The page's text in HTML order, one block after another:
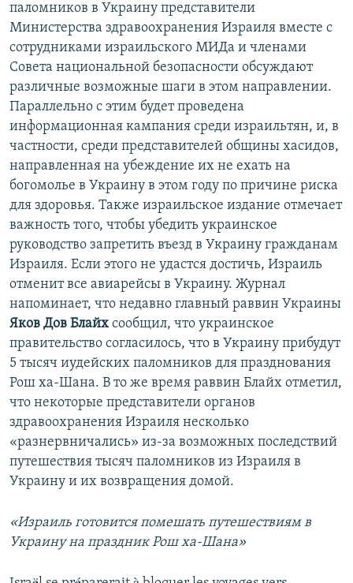
паломников в Украину представители
Министерства здравоохранения Израиля вместе с
сотрудниками израильского МИДа и членами
Совета национальной безопасности обсуждают
различные возможные шаги в этом направлении.
Параллельно с этим будет проведена
информационная кампания среди израильтян, и, в
частности, среди представителей общины хасидов,
направленная на убеждение их не ехать на
богомолье в Украину в этом году по причине риска
для здоровья. Также израильское издание отмечает
важность того, чтобы убедить украинское
руководство запретить въезд в Украину гражданам
Израиля. Если этого не удастся достичь, Израиль
отменит все авиарейсы в Украину. Журнал
напоминает, что недавно главный раввин Украины
Яков Дов Блайх сообщил, что украинское
правительство согласилось, что в Украину прибудут
5 тысяч иудейских паломников для празднования
Рош ха-Шана. В то же время раввин Блайх отметил,
что некоторые представители органов
здравоохранения Израиля несколько
«разнервничались» из-за возможных последствий
путешествия тысяч паломников из Израиля в
Украину и их возвращения домой.
«Израиль готовится помешать путешествиям в
Украину на праздник Рош ха-Шана»